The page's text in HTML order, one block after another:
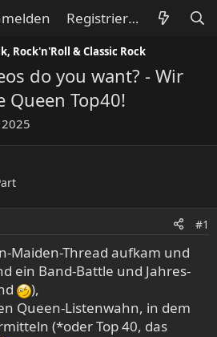
Registrieren
Rock'n'Roll & Classic Rock
do you want? - Wir
Top40!
2025
#1
Maiden-Thread aufkam und
ein Band-Battle und Jahres-
),
Queen-Listenwahn, in dem
(*oder Top 40, das